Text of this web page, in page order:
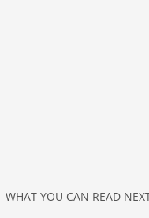
WHAT YOU CAN READ